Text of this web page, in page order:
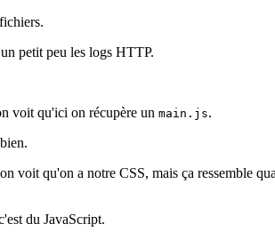
petit peu les logs HTTP.
voit qu'ici on récupère un main.js.
voit qu'on a notre CSS, mais ça ressemble
du JavaScript.